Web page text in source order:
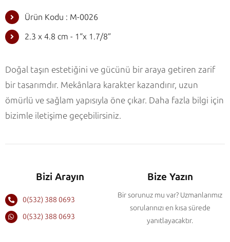
Ürün Kodu : M-0026
2.3 x 4.8 cm - 1“x 1.7/8”
Doğal taşın estetiğini ve gücünü bir araya getiren zarif
bir tasarımdır. Mekânlara karakter kazandırır, uzun
ömürlü ve sağlam yapısıyla öne çıkar. Daha fazla bilgi için
bizimle iletişime geçebilirsiniz.
Bizi Arayın
0(532) 388 0693
0(532) 388 0693
Bize Yazın
Bir sorunuz mu var? Uzmanlarımız
sorularınızı en kısa sürede
yanıtlayacaktır.